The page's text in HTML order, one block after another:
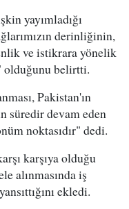
yayımladığı
derinliğinin,
ve istikrara yönelik
olduğunu belirtti.
Pakistan'ın
süredir devam eden
noktasıdır" dedi.
karşıya olduğu
alınmasında iş
ekledi.